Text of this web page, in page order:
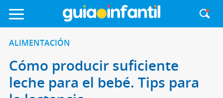
ALIMENTACIÓN
Cómo producir suficiente
leche para el bebé. Tips para